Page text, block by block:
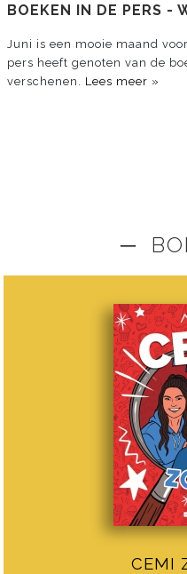
BOEKEN IN DE PERS -
Juni is een mooie maand
pers heeft genoten van de
verschenen. Lees meer »
─
CEMI